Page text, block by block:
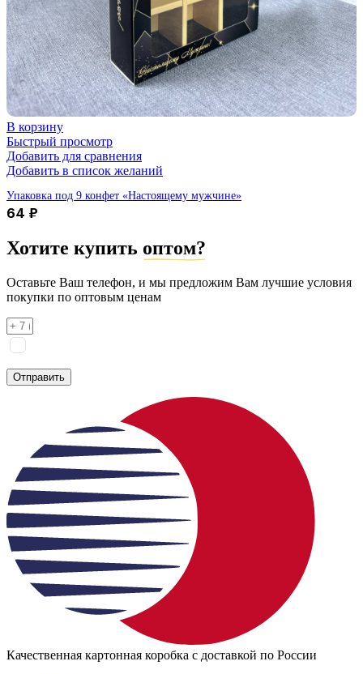
В корзину
Быстрый просмотр
Добавить для сравнения
Добавить в список желаний
Упаковка под 9 конфет «Настоящему мужчине»
64 ₽
Хотите купить оптом?
Оставьте Ваш телефон, и мы предложим Вам лучшие условия
покупки по оптовым ценам
Отправить
Качественная картонная коробка с доставкой по России